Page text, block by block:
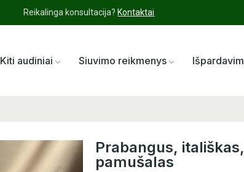
Reikalinga konsultacija? Kontaktai
Kiti audiniai Siuvimo reikmenys
Prabangus,
pamušalas